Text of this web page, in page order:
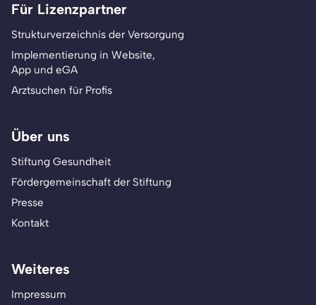
Für Lizenzpartner
Strukturverzeichnis der Versorgung
Implementierung in Website,
App und eGA
Arztsuchen für Profis
Über uns
Stiftung Gesundheit
Fördergemeinschaft der Stiftung
Presse
Kontakt
Weiteres
Impressum